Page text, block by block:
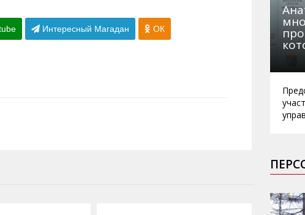
Интересный Магадан ОК